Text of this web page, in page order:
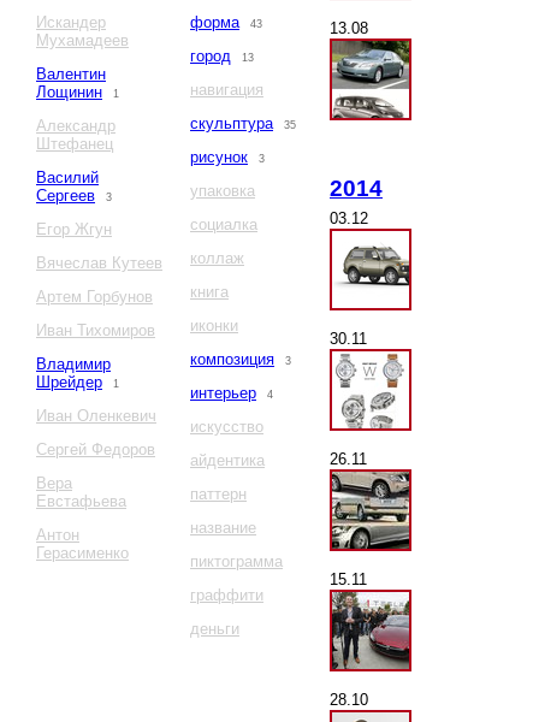
Искандер
Мухамадеев
Валентин
Лощинин
1
Александр
Штефанец
Василий
Сергеев
3
Егор Жгун
Вячеслав Кутеев
Артем Горбунов
Иван Тихомиров
Владимир
Шрейдер
1
Иван Оленкевич
Сергей Федоров
Вера
Евстафьева
Антон
Герасименко
форма
43
город 13
навигация
скульптура
35
рисунок 3
упаковка
социалка
коллаж
книга
иконки
композиция
3
интерьер 4
искусство
айдентика
паттерн
название
пиктограмма
граффити
деньги
13.08
2014
03.12
30.11
26.11
15.11
28.10